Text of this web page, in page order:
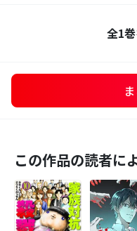
全1
この作品の読者に